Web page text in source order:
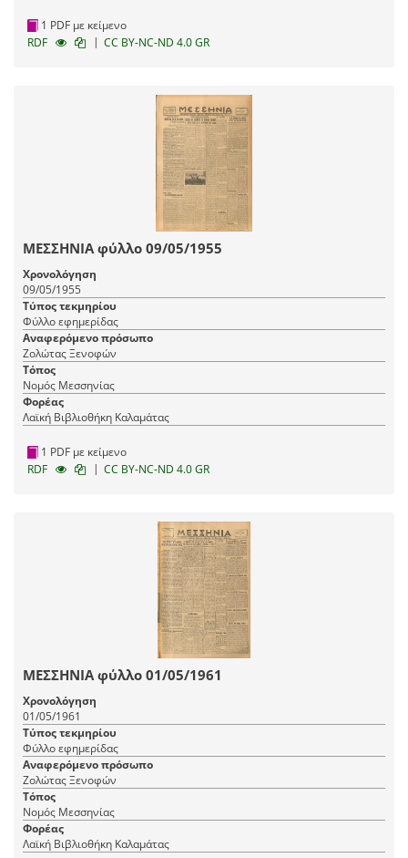
1 PDF με κείμενο
RDF
| CC BY-NC-ND 4.0 GR
ΜΕΣΣΗΝΙΑ φύλλο 09/05/1955
Χρονολόγηση
09/05/1955
Τύπος τεκμηρίου
Φύλλο εφημερίδας
Αναφερόμενο πρόσωπο
Ζολώτας Ξενοφών
Τόπος
Νομός Μεσσηνίας
Φορέας
Λαϊκή Βιβλιοθήκη Καλαμάτας
1 PDF με κείμενο
RDF
| CC BY-NC-ND 4.0 GR
ΜΕΣΣΗΝΙΑ φύλλο 01/05/1961
Χρονολόγηση
01/05/1961
Τύπος τεκμηρίου
Φύλλο εφημερίδας
Αναφερόμενο πρόσωπο
Ζολώτας Ξενοφών
Τόπος
Νομός Μεσσηνίας
Φορέας
Λαϊκή Βιβλιοθήκη Καλαμάτας